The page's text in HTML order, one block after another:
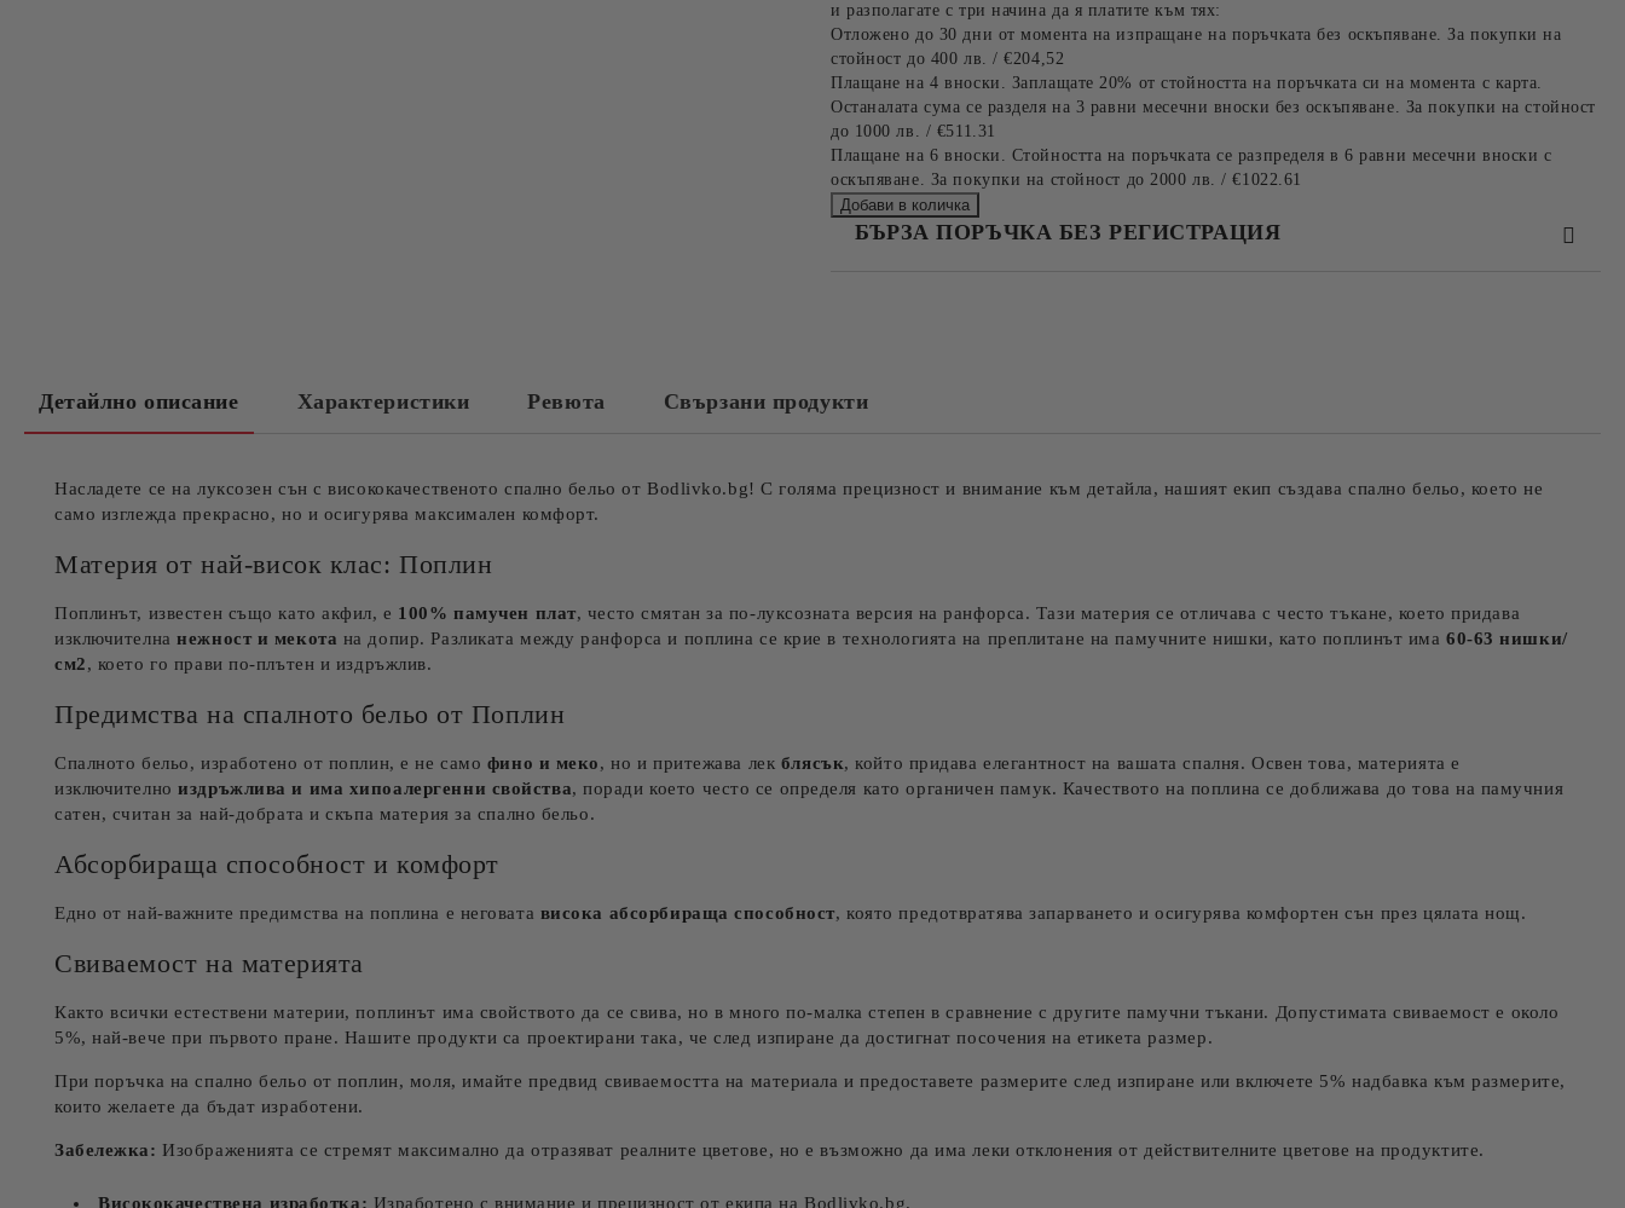
и разполагате с три начина да я платите към тях:
Отложено до 30 дни от момента на изпращане на поръчката без оскъпяване. За покупки на
стойност до 400 лв. / €204,52
Плащане на 4 вноски. Заплащате 20% от стойността на поръчката си на момента с карта.
Останалата сума се разделя на 3 равни месечни вноски без оскъпяване. За покупки на стойност
до 1000 лв. / €511.31
Плащане на 6 вноски. Стойността на поръчката се разпределя в 6 равни месечни вноски с
оскъпяване. За покупки на стойност до 2000 лв. / €1022.61
БЪРЗА ПОРЪЧКА БЕЗ РЕГИСТРАЦИЯ
Детайлно описание Характеристики Ревюта Свързани продукти
Насладете се на луксозен сън с висококачественото спално бельо от Bodlivko.bg! С голяма прецизност и внимание към детайла, нашият екип създава спално бельо, което не
само изглежда прекрасно, но и осигурява максимален комфорт.
Материя от най-висок клас: Поплин
Поплинът, известен също като акфил, е 100% памучен плат, често смятан за по-луксозната версия на ранфорса. Тази материя се отличава с често тъкане, което придава
изключителнанежност и мекота на допир. Разликата между ранфорса и поплина се крие в технологията на преплитане на памучните нишки, като поплинът има60-63 нишки/
см2, което го прави по-плътен и издръжлив.
Предимства на спалното бельо от Поплин
Спалното бельо, изработено от поплин, е не само фино и меко, но и притежава лек блясък, който придава елегантност на вашата спалня. Освен това, материята е
изключителноиздръжлива и има хипоалергенни свойства, поради което често се определя като органичен памук. Качеството на поплина се доближава до това на памучния
сатен, считан за най-добрата и скъпа материя за спално бельо.
Абсорбираща способност и комфорт
Едно от най-важните предимства на поплина е неговата висока абсорбираща способност, която предотвратява запарването и осигурява комфортен сън през цялата нощ.
Свиваемост на материята
Както всички естествени материи, поплинът има свойството да се свива, но в много по-малка степен в сравнение с другите памучни тъкани. Допустимата свиваемост е около
5%, най-вече при първото пране. Нашите продукти са проектирани така, че след изпиране да достигнат посочения на етикета размер.
При поръчка на спално бельо от поплин, моля, имайте предвид свиваемостта на материала и предоставете размерите след изпиране или включете 5% надбавка към размерите,
които желаете да бъдат изработени.
Забележка: Изображенията се стремят максимално да отразяват реалните цветове, но е възможно да има леки отклонения от действителните цветове на продуктите.
Висококачествена изработка: Изработено с внимание и прецизност от екипа на Bodlivko.bg.